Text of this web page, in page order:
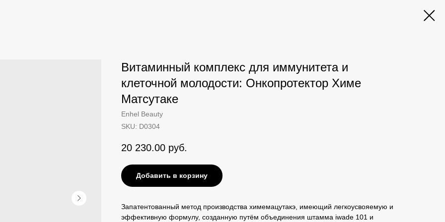
Витаминный комплекс для иммунитета и
клеточной молодости: Онкопротектор Химе
Матсутаке
Enhel Beauty
SKU: D0304
20 230.00 руб.
Добавить в корзину
Запатентованный метод производства химемацутакэ, имеющий легкоусвояемую и
эффективную формулу, созданную путём объединения штамма iwade 101 и